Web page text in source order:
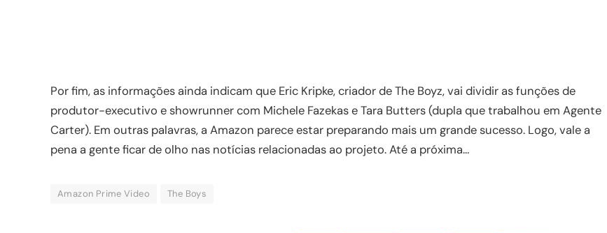
Por fim, as informações ainda indicam que Eric Kripke, criador de The Boyz, vai dividir as funções de
produtor-executivo e showrunner com Michele Fazekas e Tara Butters (dupla que trabalhou em Agente
Carter). Em outras palavras, a Amazon parece estar preparando mais um grande sucesso. Logo, vale a
pena a gente ficar de olho nas notícias relacionadas ao projeto. Até a próxima…
Amazon Prime Video The Boys